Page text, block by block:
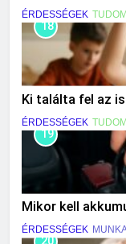
ÉRDESSÉGEK
18
Ki találta fel az
ÉRDESSÉGEK
19
Mikor kell
ÉRDESSÉGEK